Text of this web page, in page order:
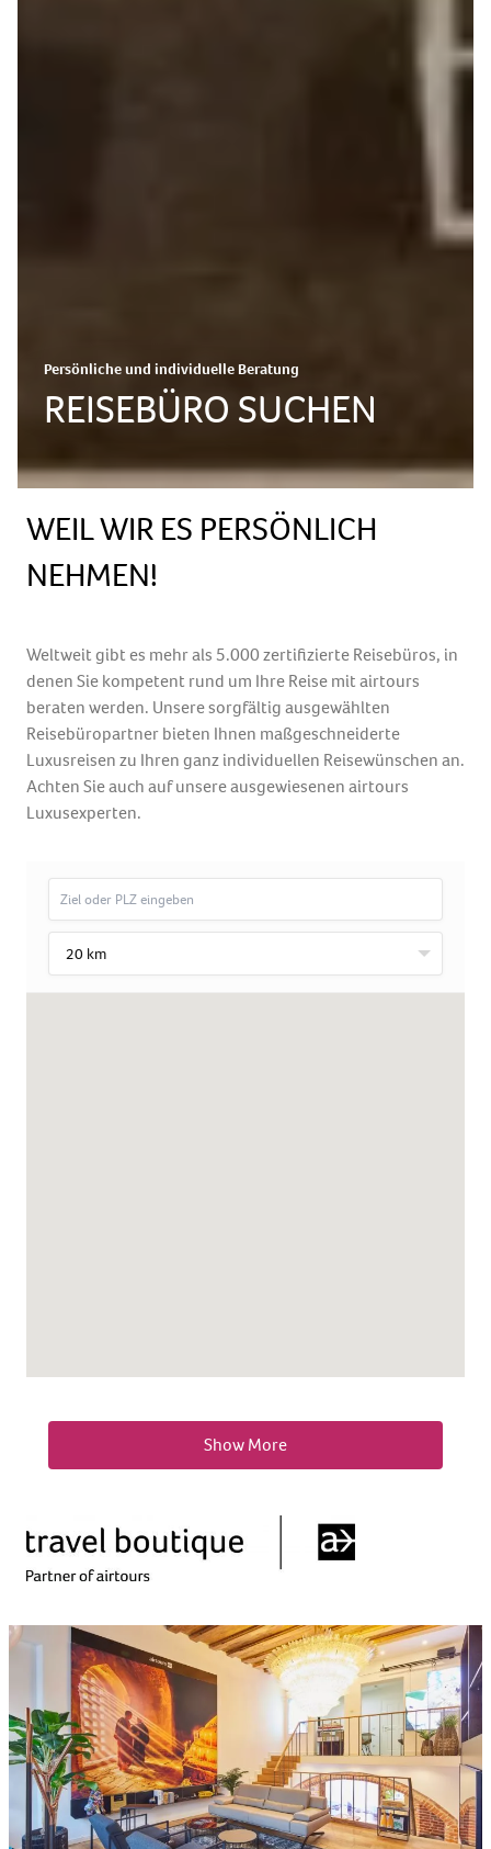
Persönliche und individuelle Beratung
REISEBÜRO SUCHEN
WEIL WIR ES PERSÖNLICH
NEHMEN!
Weltweit gibt es mehr als 5.000 zertifizierte Reisebüros, in
denen Sie kompetent rund um Ihre Reise mit airtours
beraten werden. Unsere sorgfältig ausgewählten
Reisebüropartner bieten Ihnen maßgeschneiderte
Luxusreisen zu Ihren ganz individuellen Reisewünschen an.
Achten Sie auch auf unsere ausgewiesenen airtours
Luxusexperten.
20 km
Show More